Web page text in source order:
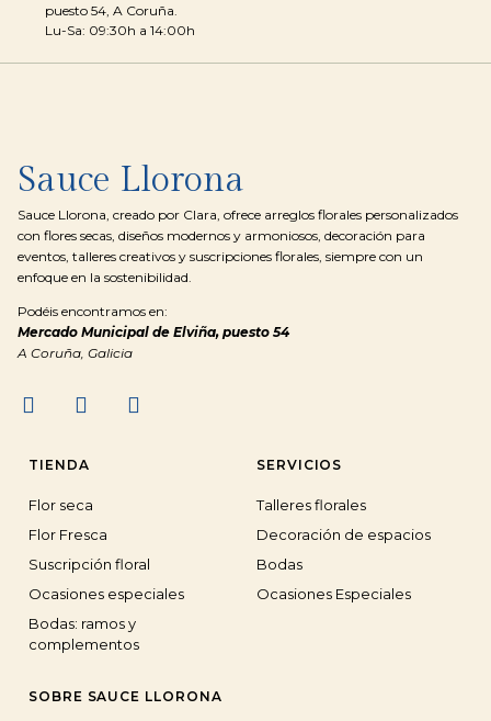
puesto 54, A Coruña.
Lu-Sa: 09:30h a 14:00h
Sauce Llorona
Sauce Llorona, creado por Clara, ofrece arreglos florales personalizados
con flores secas, diseños modernos y armoniosos, decoración para
eventos, talleres creativos y suscripciones florales, siempre con un
enfoque en la sostenibilidad.
Podéis encontramos en:
Mercado Municipal de Elviña, puesto 54
A Coruña, Galicia
TIENDA
Flor seca
Flor Fresca
Suscripción floral
Ocasiones especiales
Bodas: ramos y
complementos
SERVICIOS
Talleres florales
Decoración de espacios
Bodas
Ocasiones Especiales
SOBRE SAUCE LLORONA